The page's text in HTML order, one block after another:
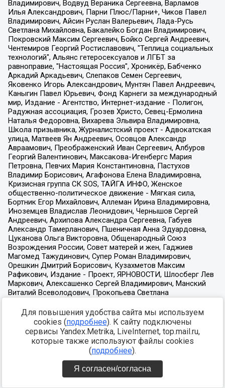
Для повышения удобства сайта мы используем
cookies (подробнее). К сайту подключены
сервисы Yandex.Metrika, LiveInternet, top.mail.ru,
которые также используют файлы cookies
(подробнее).
Я согласен/согласна